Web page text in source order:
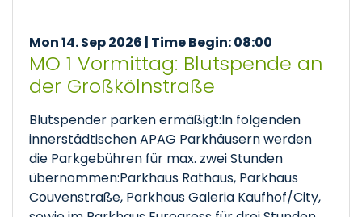
Mon 14. Sep 2026 | Time Begin: 08:00
MO 1 Vormittag: Blutspende an
der Großkölnstraße
Blutspender parken ermäßigt:In folgenden
innerstädtischen APAG Parkhäusern werden
die Parkgebühren für max. zwei Stunden
übernommen:Parkhaus Rathaus, Parkhaus
Couvenstraße, Parkhaus Galeria Kaufhof/City,